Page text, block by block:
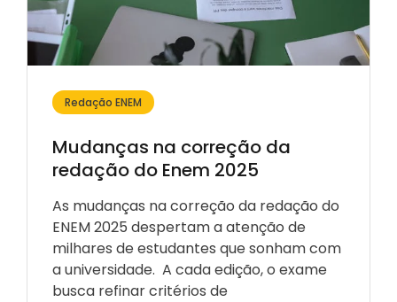
Redação ENEM
Mudanças na correção da
redação do Enem 2025
As mudanças na correção da redação do
ENEM 2025 despertam a atenção de
milhares de estudantes que sonham com
a universidade. A cada edição, o exame
busca refinar critérios de